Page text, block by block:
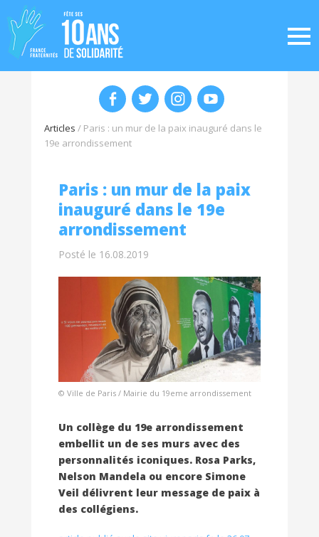
Articles / Paris : un mur de la paix inauguré dans le
19e arrondissement
Paris : un mur de la paix
inauguré dans le 19e
arrondissement
Posté le 16.08.2019
© Ville de Paris / Mairie du 19eme arrondissement
Un collège du 19e arrondissement
embellit un de ses murs avec des
personnalités iconiques. Rosa Parks,
Nelson Mandela ou encore Simone
Veil délivrent leur message de paix à
des collégiens.